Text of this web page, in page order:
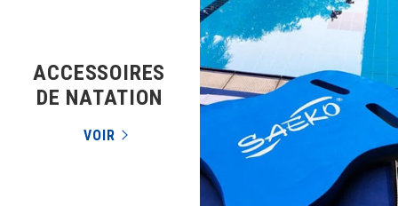
ACCESSOIRES
DE NATATION
VOIR